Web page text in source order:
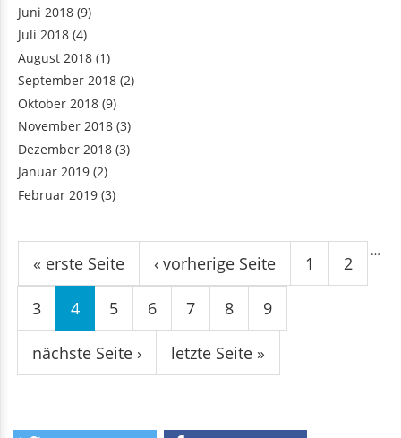
Juni 2018 (9)
Juli 2018 (4)
August 2018 (1)
September 2018 (2)
Oktober 2018 (9)
November 2018 (3)
Dezember 2018 (3)
Januar 2019 (2)
Februar 2019 (3)
Seiten
« erste Seite ‹ vorherige Seite 1 2
3 4 5 6 7 8 9
…
nächste Seite › letzte Seite »